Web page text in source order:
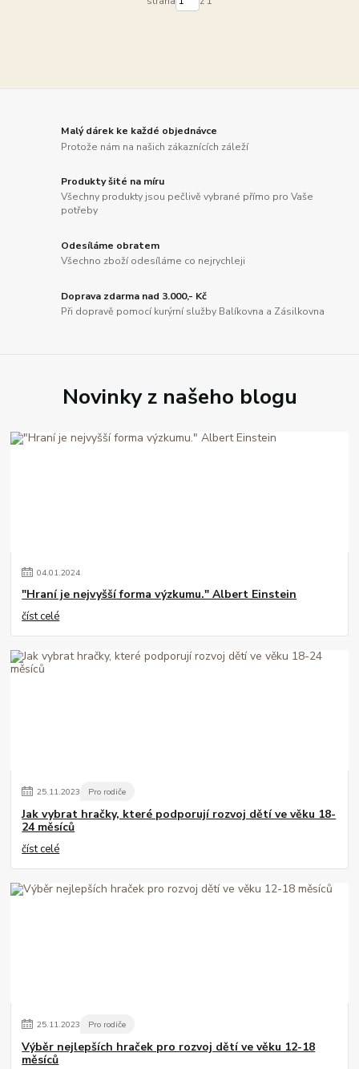
Malý dárek ke každé objednávce
Protože nám na našich zákaznících záleží
Produkty šité na míru
Všechny produkty jsou pečlivě vybrané přímo pro Vaše
potřeby
Odesíláme obratem
Všechno zboží odesíláme co nejrychleji
Doprava zdarma nad 3.000,- Kč
Při dopravě pomocí kurýrní služby Balíkovna a Zásilkovna
Novinky z našeho blogu
04.01.2024
"Hraní je nejvyšší forma výzkumu." Albert Einstein
číst celé
25.11.2023 Pro rodiče
Jak vybrat hračky, které podporují rozvoj dětí ve věku 18-
24 měsíců
číst celé
25.11.2023 Pro rodiče
Výběr nejlepších hraček pro rozvoj dětí ve věku 12-18
měsíců